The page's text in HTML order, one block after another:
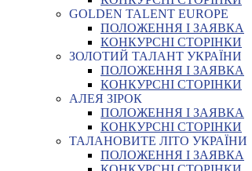
GOLDEN TALENT EUROPE
ПОЛОЖЕННЯ І ЗАЯВКА
КОНКУРСНІ СТОРІНКИ
ЗОЛОТИЙ ТАЛАНТ УКРАЇНИ
ПОЛОЖЕННЯ І ЗАЯВКА
КОНКУРСНІ СТОРІНКИ
АЛЕЯ ЗІРОК
ПОЛОЖЕННЯ І ЗАЯВКА
КОНКУРСНІ СТОРІНКИ
ТАЛАНОВИТЕ ЛІТО УКРАЇНИ
ПОЛОЖЕННЯ І ЗАЯВКА